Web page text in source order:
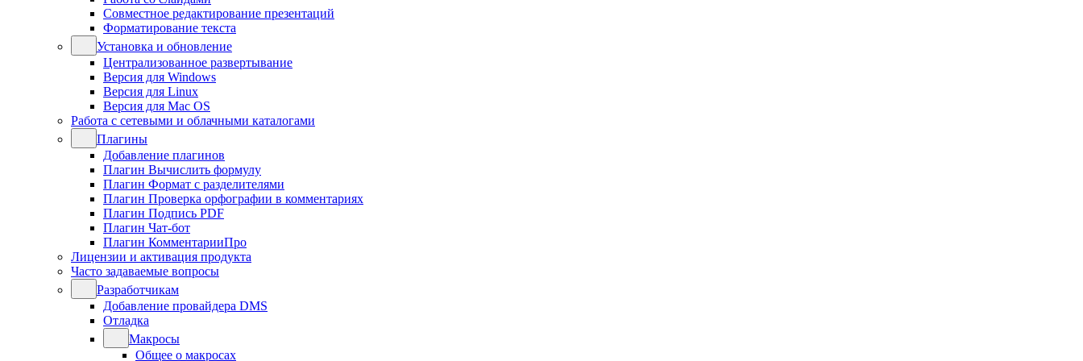
Совместное редактирование презентаций
Форматирование текста
Установка и обновление
Централизованное развертывание
Версия для Windows
Версия для Linux
Версия для Mac OS
Работа с сетевыми и облачными каталогами
Плагины
Добавление плагинов
Плагин Вычислить формулу
Плагин Формат с разделителями
Плагин Проверка орфографии в комментариях
Плагин Подпись PDF
Плагин Чат-бот
Плагин КомментарииПро
Лицензии и активация продукта
Часто задаваемые вопросы
Разработчикам
Добавление провайдера DMS
Отладка
Макросы
Общее о макросах